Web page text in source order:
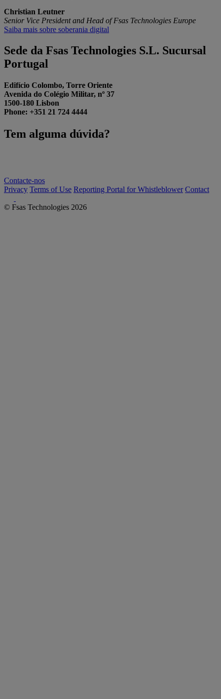
Christian Leutner
Senior Vice President and Head of Fsas Technologies Europe
Saiba mais sobre soberania digital
Sede da Fsas Technologies S.L. Sucursal
Portugal
Edifício Colombo, Torre Oriente
Avenida do Colégio Militar, nº 37
1500-180 Lisbon
Phone: +351 21 724 4444
Tem alguma dúvida?
Contacte‑nos
Privacy Terms of Use Reporting Portal for Whistleblower Contact
© Fsas Technologies 2026